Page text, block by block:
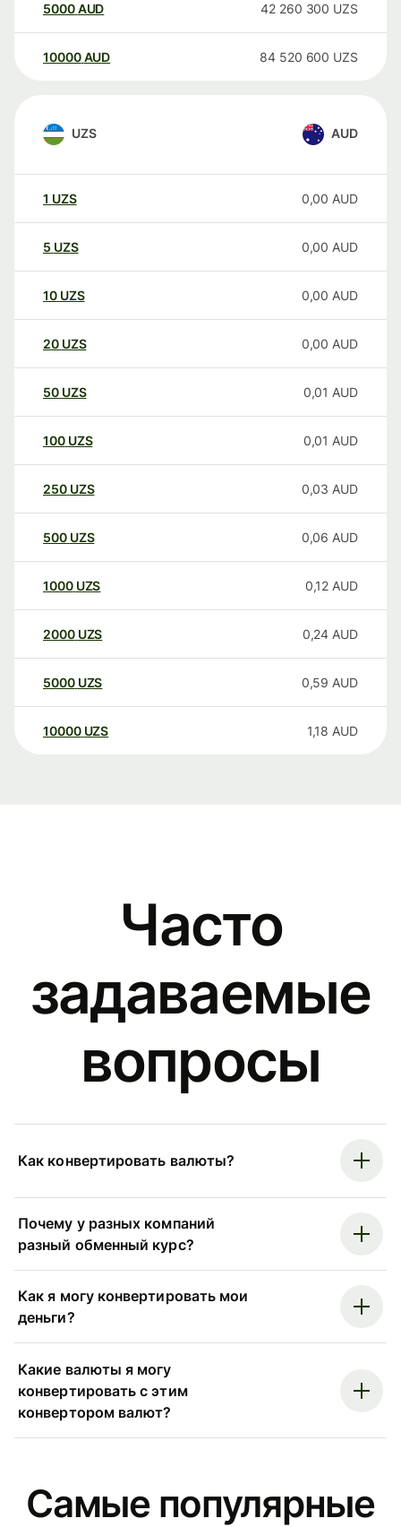
5000AUD 42 260 300 UZS
10000 AUD 84 520 600 UZS
UZS AUD
1 UZS 0,00 AUD
5 UZS 0,00 AUD
10 UZS 0,00 AUD
20 UZS 0,00 AUD
50 UZS 0,01 AUD
100 UZS 0,01 AUD
250 UZS 0,03 AUD
500 UZS 0,06 AUD
1000 UZS 0,12 AUD
2000 UZS 0,24 AUD
5000 UZS 0,59 AUD
10000 UZS 1,18 AUD
Часто
задаваемые
вопросы
Как конвертировать валюты?
Почему у разных компаний
разный обменный курс?
Как я могу конвертировать мои
деньги?
Какие валюты я могу
конвертировать с этим
конвертором валют?
Самые популярные